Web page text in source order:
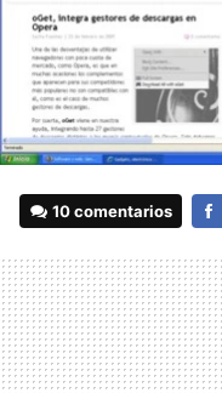
10 comentarios